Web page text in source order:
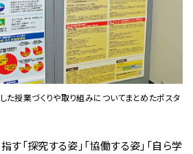
授業づくりや取り組みについてまとめたポスタ
「探究する姿」「協働する姿」「自ら学